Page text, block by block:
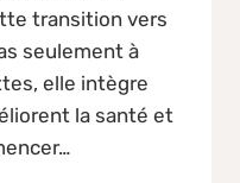
transition vers
seulement à
elle intègre
la santé et